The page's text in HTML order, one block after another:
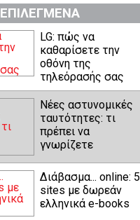
ΕΠΙΛΕΓΜΕΝΑ
LG: πώς να
καθαρίσετε την
οθόνη της
τηλεόρασής σας
Νέες αστυνομικές
ταυτότητες: τι
πρέπει να
γνωρίζετε
Διάβασμα... online: 5
sites με δωρεάν
ελληνικά e-books